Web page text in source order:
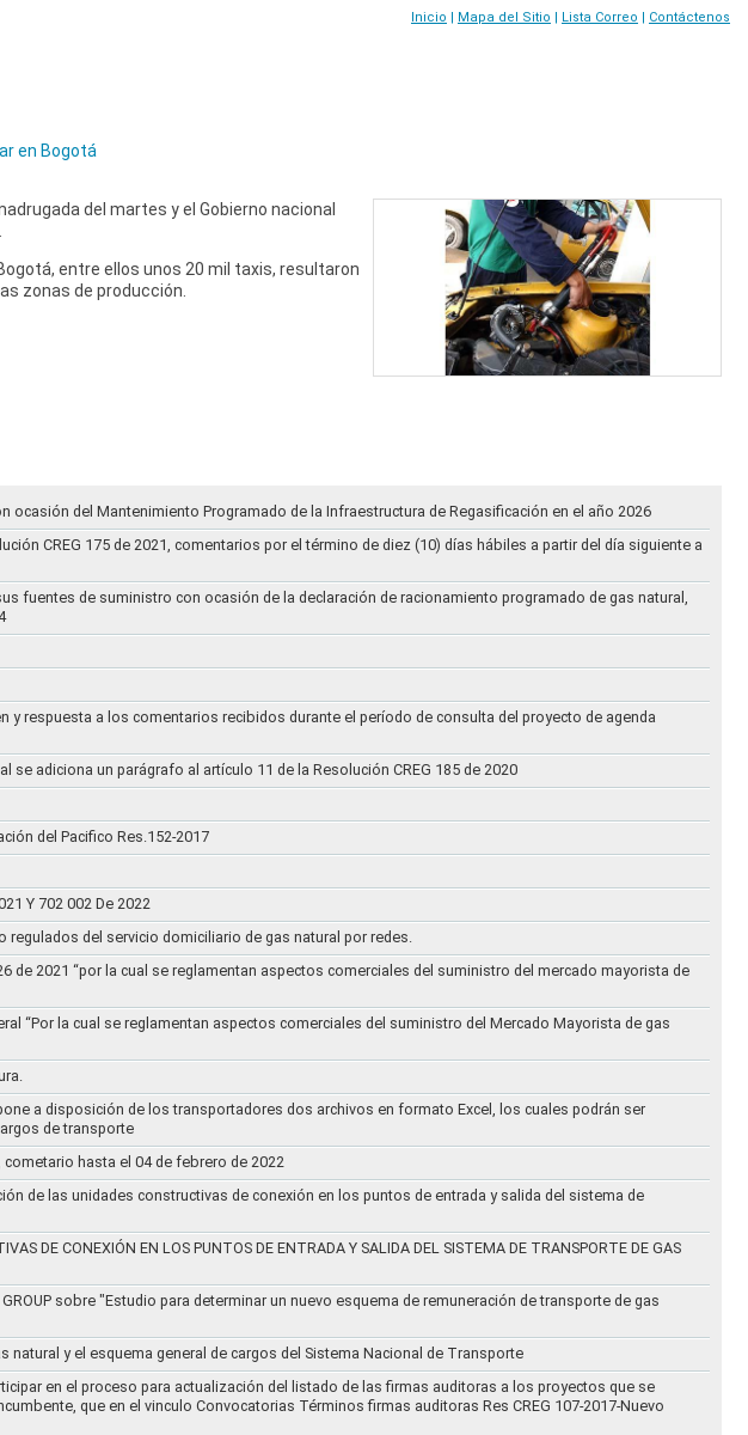
Inicio | Mapa del Sitio | Lista Correo | Contáctenos
en Bogotá
del martes y el Gobierno nacional
entre ellos unos 20 mil taxis, resultaron
zonas de producción.
ocasión del Mantenimiento Programado de la Infraestructura de Regasificación en el año 2026
CREG 175 de 2021, comentarios por el término de diez (10) días hábiles a partir del día siguiente a
fuentes de suministro con ocasión de la declaración de racionamiento programado de gas natural,
y respuesta a los comentarios recibidos durante el período de consulta del proyecto de agenda
se adiciona un parágrafo al artículo 11 de la Resolución CREG 185 de 2020
del Pacifico Res.152-2017
Y 702 002 De 2022
del servicio domiciliario de gas natural por redes.
de 2021 “por la cual se reglamentan aspectos comerciales del suministro del mercado mayorista de
“Por la cual se reglamentan aspectos comerciales del suministro del Mercado Mayorista de gas
a disposición de los transportadores dos archivos en formato Excel, los cuales podrán ser
de transporte
hasta el 04 de febrero de 2022
de las unidades constructivas de conexión en los puntos de entrada y salida del sistema de
DE CONEXIÓN EN LOS PUNTOS DE ENTRADA Y SALIDA DEL SISTEMA DE TRANSPORTE DE GAS
sobre "Estudio para determinar un nuevo esquema de remuneración de transporte de gas
y el esquema general de cargos del Sistema Nacional de Transporte
en el proceso para actualización del listado de las firmas auditoras a los proyectos que se
que en el vinculo Convocatorias Términos firmas auditoras Res CREG 107-2017-Nuevo